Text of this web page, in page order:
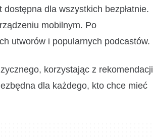
dla wszystkich bezpłatnie.
mobilnym. Po
utworów i popularnych podcastów.
korzystając z rekomendacji
dla każdego, kto chce mieć